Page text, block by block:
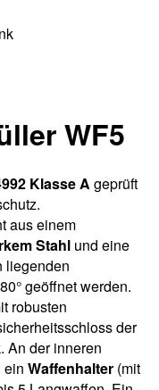
WF5
Klasse A geprüft
aus einem
Stahl und eine
liegenden
geöffnet werden.
robusten
der
An der inneren
ein Waffenhalter (mit